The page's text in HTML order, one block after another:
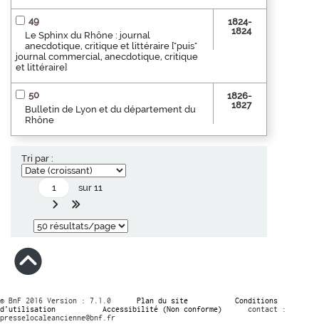
49
Le Sphinx du Rhône : journal
anecdotique, critique et littéraire ["puis"
journal commercial, anecdotique, critique
et littéraire]
1824-
1824
50
Bulletin de Lyon et du département du
Rhône
1826-
1827
Tri par :
sur 11
© BnF 2016 Version : 7.1.0 Plan du site
Conditions
d’utilisation
Accessibilité (Non conforme)
contact :
presselocaleancienne@bnf.fr